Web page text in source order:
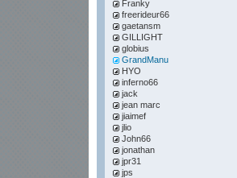
Franky
freerideur66
gaetansm
GILLIGHT
globius
GrandManu
HYO
inferno66
jack
jean marc
jiaimef
jlio
John66
jonathan
jpr31
jps